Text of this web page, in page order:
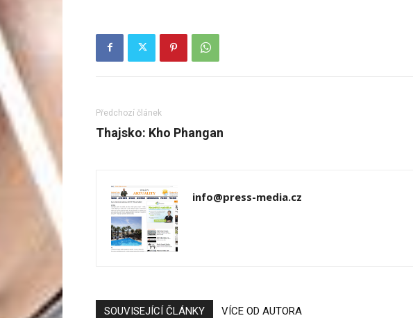
Předchozí článek
Thajsko: Kho Phangan
info@press-media.cz
SOUVISEJÍCÍ ČLÁNKY VÍCE OD AUTORA